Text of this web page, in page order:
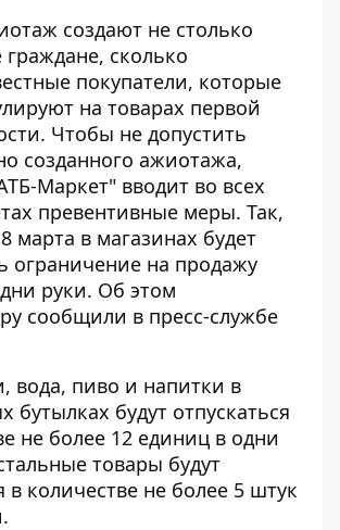
создают не столько
сколько
покупатели, которые
на товарах первой
Чтобы не допустить
созданного ажиотажа,
Маркет" вводит во всех
превентивные меры. Так,
марта в магазинах будет
ограничение на продажу
руки. Об этом
сообщили в пресс-службе
вода, пиво и напитки в
бутылках будут отпускаться
не более 12 единиц в одни
товары будут
в количестве не более 5 штук